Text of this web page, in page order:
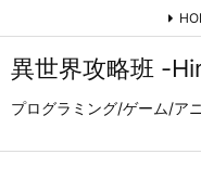
異世界攻略班 -
プログラミング/ゲーム/ア